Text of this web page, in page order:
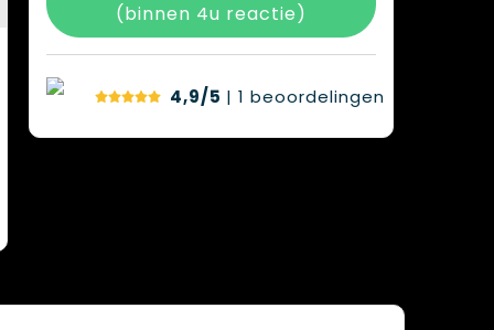
(binnen 4u reactie)
4,9/5 | 1 beoordelingen